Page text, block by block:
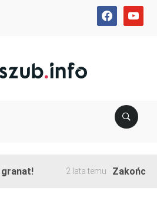
facebookyoutube
2 lata temu Zakończono